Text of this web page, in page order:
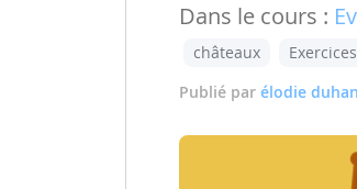
Dans le cours :
châteaux Exercices
Publié par élodie